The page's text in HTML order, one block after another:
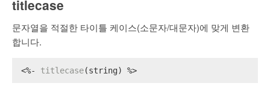
titlecase
문자열을 적절한 타이틀 케이스(소문자/대문자)에 맞게 변환
합니다.
<%- titlecase(string) %>